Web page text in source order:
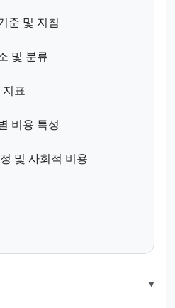
준 및 지침
및 분류
지표
비용 특성
및 사회적 비용
▾